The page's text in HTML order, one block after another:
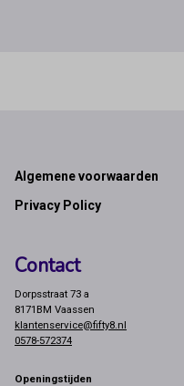
Footer
Algemene voorwaarden
Privacy Policy
Contact
Dorpsstraat 73 a
8171BM Vaassen
klantenservice@fifty8.nl
0578-572374
Openingstijden